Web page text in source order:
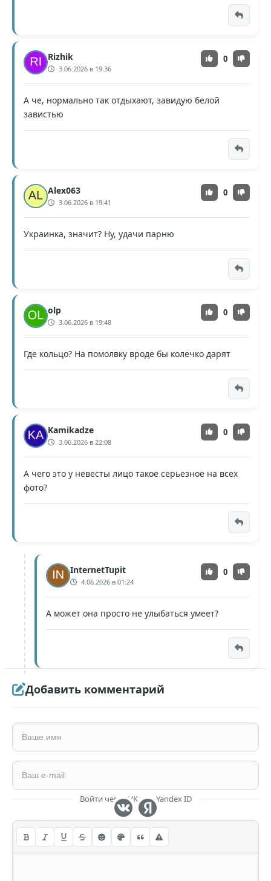
Rizhik
3.06.2026 в 19:36
0
А че, нормально так отдыхают, завидую белой
завистью
Alex063
3.06.2026 в 19:41
0
Украинка, значит? Ну, удачи парню
olp
3.06.2026 в 19:48
0
Где кольцо? На помолвку вроде бы колечко дарят
Kamikadze
3.06.2026 в 22:08
0
А чего это у невесты лицо такое серьезное на всех
фото?
InternetTupit
4.06.2026 в 01:24
0
А может она просто не улыбаться умеет?
Добавить комментарий
Войти через VK или Yandex ID